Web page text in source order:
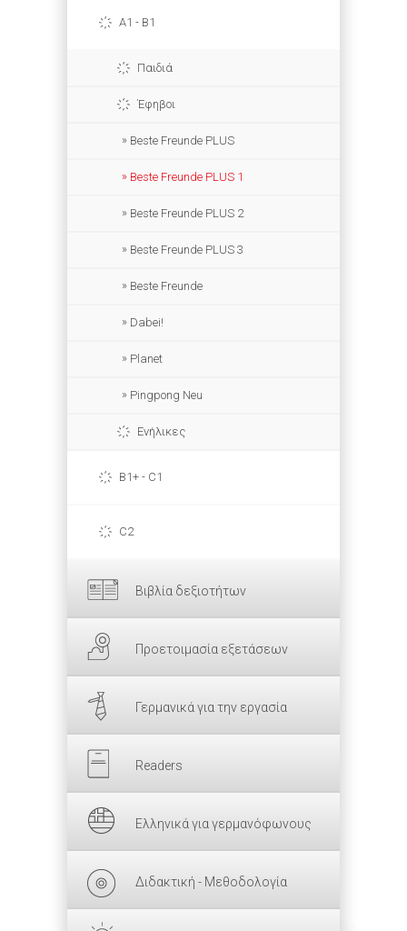
A1 - B1
Παιδιά
Έφηβοι
Beste Freunde PLUS
Beste Freunde PLUS 1
Beste Freunde PLUS 2
Beste Freunde PLUS 3
Beste Freunde
Dabei!
Planet
Pingpong Neu
Ενήλικες
B1+ - C1
C2
Βιβλία δεξιοτήτων
Προετοιμασία εξετάσεων
Γερμανικά για την εργασία
Readers
Ελληνικά για γερμανόφωνους
Διδακτική - Μεθοδολογία